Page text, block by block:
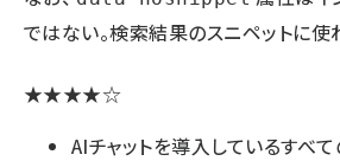
ではない。検索結果のスニペットに使
★★★★☆
AIチャットを導入しているすべ